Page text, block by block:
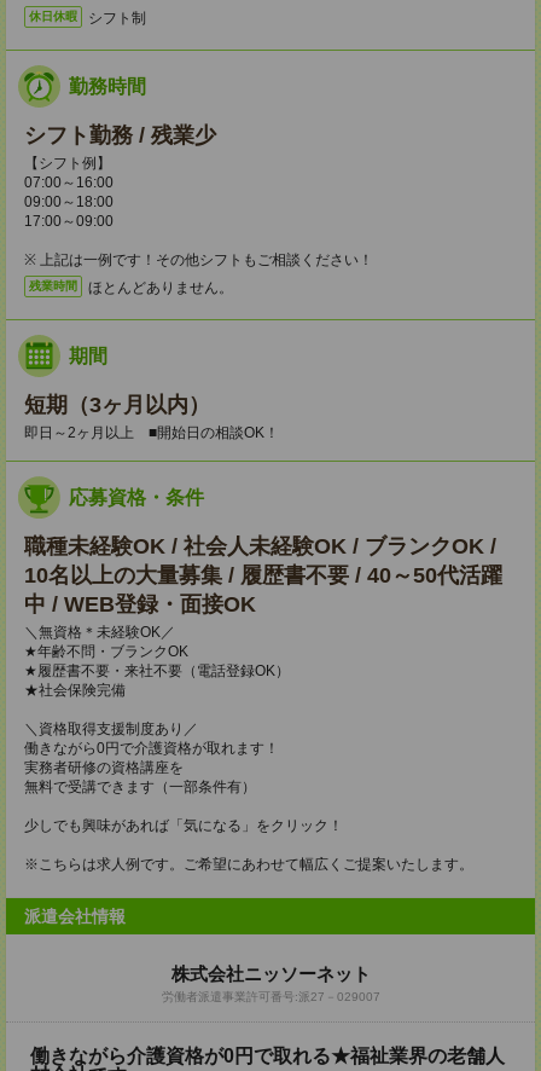
休日休暇 シフト制
勤務時間
シフト勤務 / 残業少
【シフト例】
07:00～16:00
09:00～18:00
17:00～09:00
※ 上記は一例です！その他シフトもご相談ください！
残業時間 ほとんどありません。
期間
短期（3ヶ月以内）
即日～2ヶ月以上 ■開始日の相談OK！
応募資格・条件
職種未経験OK / 社会人未経験OK / ブランクOK /
10名以上の大量募集 / 履歴書不要 / 40～50代活躍
中 / WEB登録・面接OK
＼無資格＊未経験OK／
★年齢不問・ブランクOK
★履歴書不要・来社不要（電話登録OK）
★社会保険完備
＼資格取得支援制度あり／
働きながら0円で介護資格が取れます！
実務者研修の資格講座を
無料で受講できます（一部条件有）
少しでも興味があれば「気になる」をクリック！
※こちらは求人例です。ご希望にあわせて幅広くご提案いたします。
派遣会社情報
株式会社ニッソーネット
労働者派遣事業許可番号:派27－029007
働きながら介護資格が0円で取れる★福祉業界の老舗人